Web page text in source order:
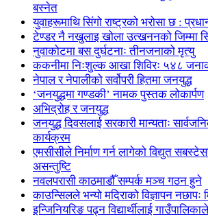
बस्नेत
युवाहरूमाथि सिंगो राष्ट्रको भरोसा छ :
टेण्डर नै नखुलाइ खोला उत्खननको जिम्मा
नुवाकोटमा बस दुर्घटनाः तीनजनाको मृत्यु
ककनीमा निःशुल्क आखा शिविरः ५४८
नेपाल र नेपालीको सर्वोपरी हितमा जनयुद्ध
‘जनयुद्धमा गण्डकी’ नामक पुस्तक लोकार्पण
अभिद्रोह र जनयुद्ध
जनयुद्ध दिवसलाई सरकारी मान्यताः
कार्यक्रम
एमसीसीले निर्माण गर्न लागेको विद्युत
असन्तुष्टि
नवलपरासी काठमाडौँ सम्पर्क मञ्च गठन हुने
काउन्सिलले भन्यो मदिराको विज्ञापन
इन्जिनियरिङ पढ्न विद्यार्थीलाई